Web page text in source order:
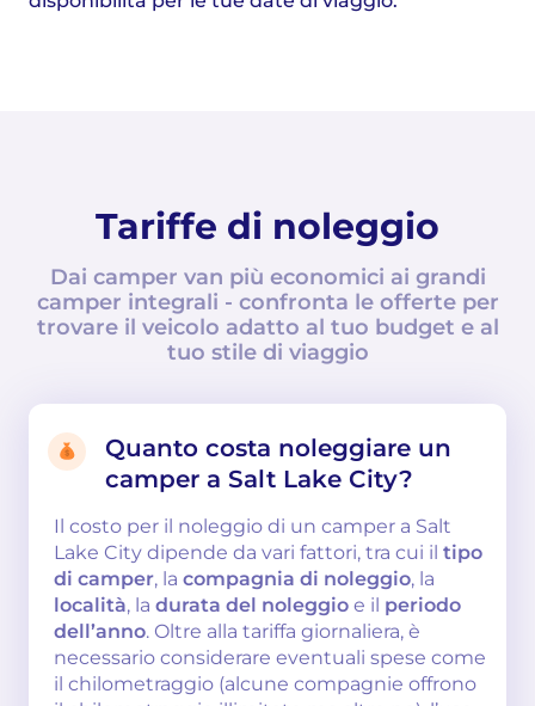
Tariffe di noleggio
Dai camper van più economici ai grandi
camper integrali - confronta le offerte per
trovare il veicolo adatto al tuo budget e al
tuo stile di viaggio
Quanto costa noleggiare un
camper a Salt Lake City?
Il costo per il noleggio di un camper a Salt
Lake City dipende da vari fattori, tra cui il tipo
di camper, la compagnia di noleggio, la
località, la durata del noleggio e il periodo
dell’anno. Oltre alla tariffa giornaliera, è
necessario considerare eventuali spese come
il chilometraggio (alcune compagnie offrono